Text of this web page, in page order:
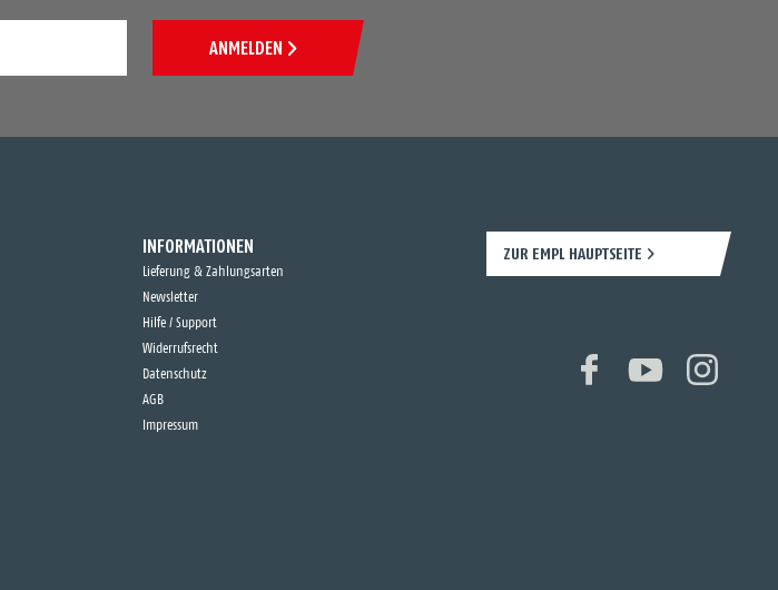
ANMELDEN
INFORMATIONEN
Lieferung & Zahlungsarten
Newsletter
Hilfe / Support
Widerrufsrecht
Datenschutz
AGB
Impressum
ZUR EMPL HAUPTSEITE